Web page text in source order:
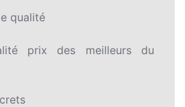
qualité
prix des meilleurs du